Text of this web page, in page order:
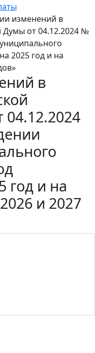
изменений в
Думы от 04.12.2024 №
2025 год и на
в
04.12.2024
год и на
и 2027